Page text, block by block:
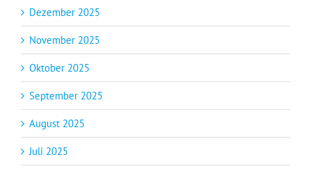
Dezember 2025
November 2025
Oktober 2025
September 2025
August 2025
Juli 2025